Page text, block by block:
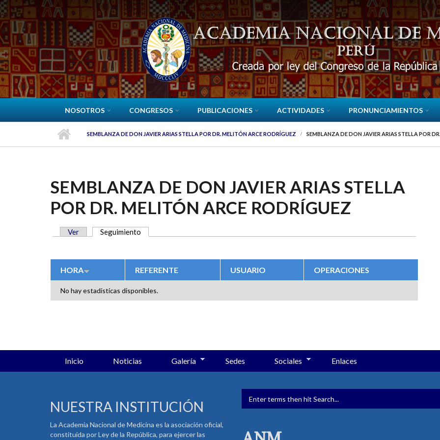
Pasar al contenido principal
NOSOTROS CONGRESOS PUBLICACIONES ACTIVIDADES PRONUNCIAMIENTOS
SEMBLANZA DE DON JAVIER ARIAS STELLA POR DR. MELITÓN ARCE RODRÍGUEZ SEMBLANZA DE DON JAVIER ARIAS STELLA POR
SEMBLANZA DE DON JAVIER ARIAS STELLA
POR DR. MELITÓN ARCE RODRÍGUEZ
Ver Seguimiento
HORA REFERENTE USUARIO OPERACIONES
No hay estadísticas disponibles.
Inicio Noticias Galería Sedes Sociales Enlaces
NUESTRA INSTITUCIÓN
La Academia Nacional de Medicina es la asociación oficial,
constituida por Ley de la República, para ejercer las
FORMULARIO DE